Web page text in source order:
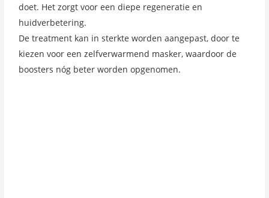
doet. Het zorgt voor een diepe regeneratie en
huidverbetering.
De treatment kan in sterkte worden aangepast, door te
kiezen voor een zelfverwarmend masker, waardoor de
boosters nóg beter worden opgenomen.